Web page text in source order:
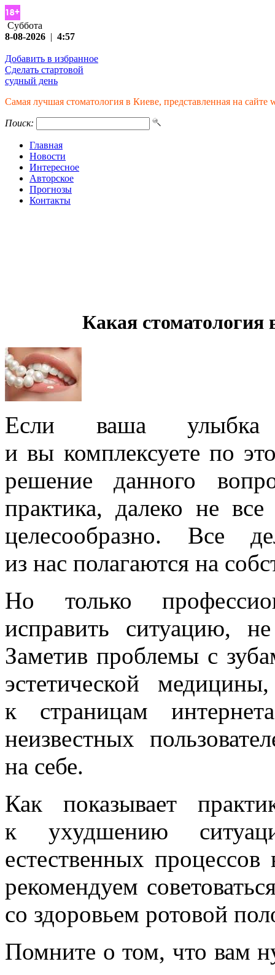
Суббота
8-08-2026 | 4:57
Добавить в избранное
Сделать стартовой
судный день
Самая лучшая стоматология в Киеве, представленная на
Поиск:
Главная
Новости
Интересное
Авторское
Прогнозы
Контакты
Какая стоматология
Если ваша улыбка
и вы комплексуете по
решение данного
практика, далеко не
целесообразно. Все
из нас полагаются на
Но только
исправить ситуацию,
Заметив проблемы с
эстетической
к страницам
неизвестных
на себе.
Как показывает
к ухудшению
естественных
рекомендуем
со здоровьем ротовой
Помните о том, что вам